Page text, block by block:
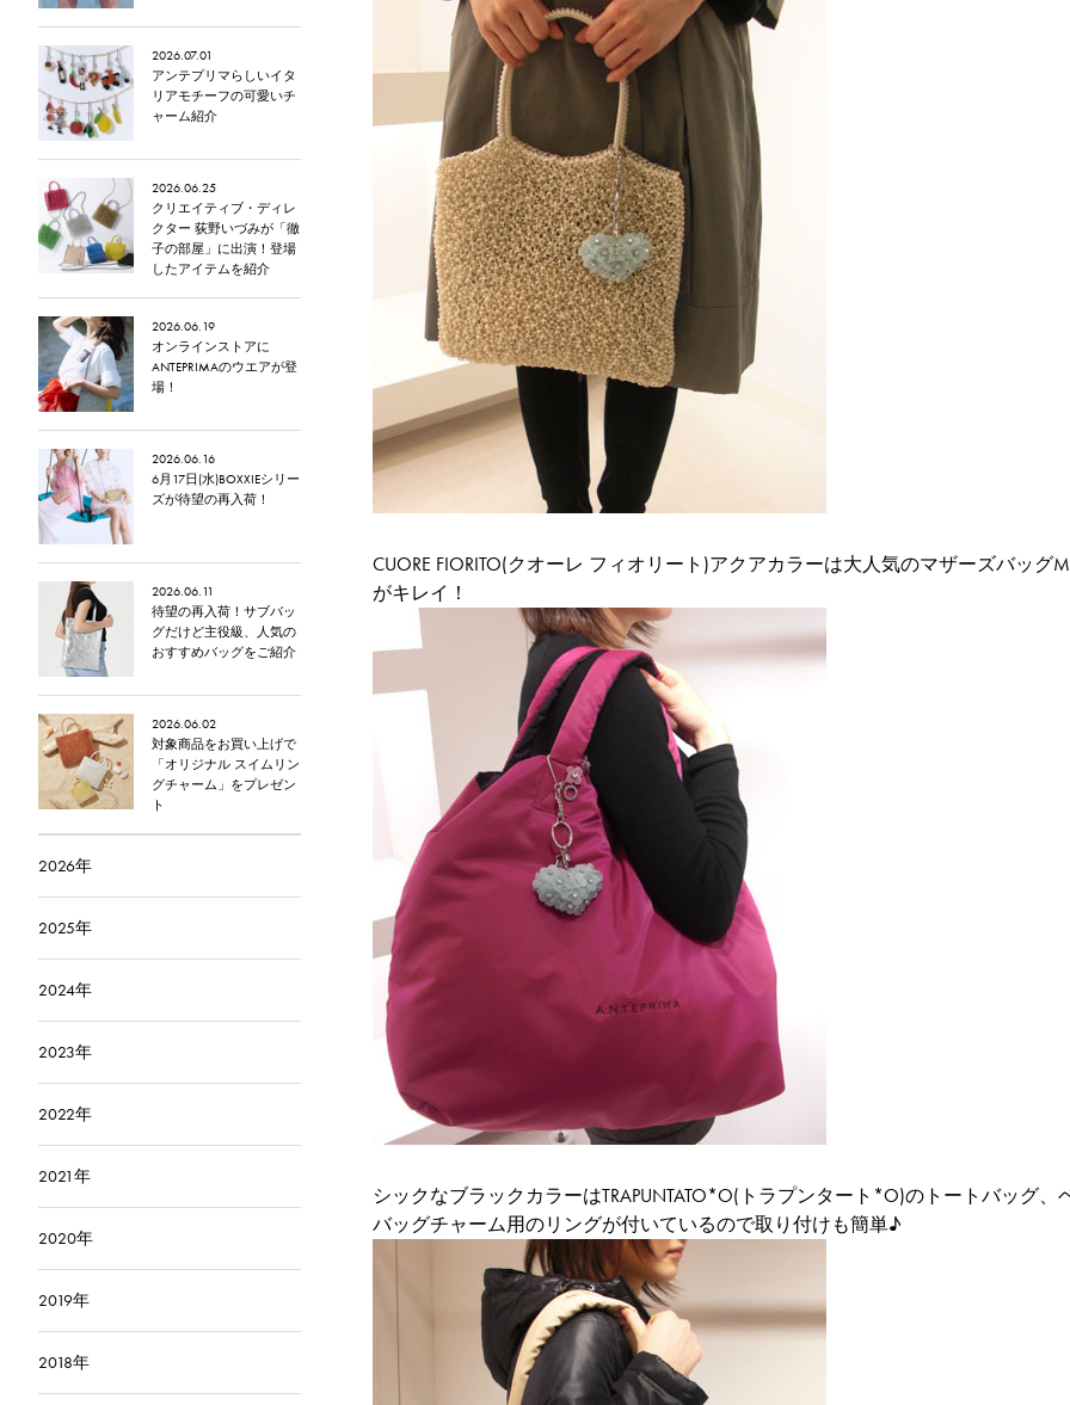
2026.07.01
アンテプリマらしいイタ
リアモチーフの可愛いチ
ャーム紹介
2026.06.25
クリエイティブ・ディレ
クター 荻野いづみが「徹
子の部屋」に出演！登場
したアイテムを紹介
2026.06.19
オンラインストアに
ANTEPRIMAのウエアが登
場！
2026.06.16
6月17日(水)BOXXIEシリー
ズが待望の再入荷！
2026.06.11
待望の再入荷！サブバッ
グだけど主役級、人気の
おすすめバッグをご紹介
2026.06.02
対象商品をお買い上げで
「オリジナル スイムリン
グチャーム」をプレゼン
ト
2026年
2025年
2024年
2023年
2022年
2021年
2020年
2019年
2018年
CUORE FIORITO(クオーレ フィオリート)アクアカラーは大人気のマザーズバッグ
がキレイ！
シックなブラックカラーはTRAPUNTATO*O(トラプンタート*O)のトートバッグ、
バッグチャーム用のリングが付いているので取り付けも簡単♪